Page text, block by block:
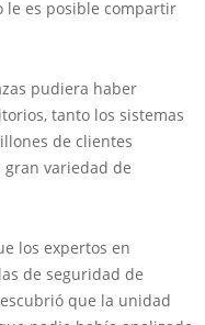
le es posible compartir
pudiera haber
tanto los sistemas
de clientes
variedad de
los expertos en
de seguridad de
que la unidad